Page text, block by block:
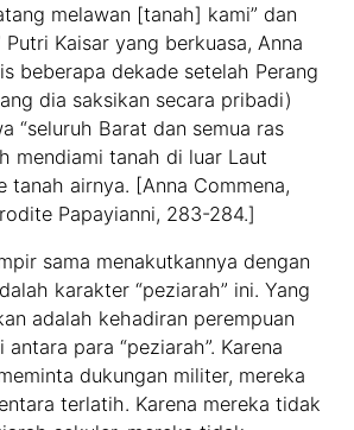
melawan [tanah] kami” dan
Putri Kaisar yang berkuasa, Anna
beberapa dekade setelah Perang
dia saksikan secara pribadi)
“seluruh Barat dan semua ras
mendiami tanah di luar Laut
tanah airnya. [Anna Commena,
Papayianni, 283-284.]
sama menakutkannya dengan
karakter “peziarah” ini. Yang
adalah kehadiran perempuan
para “peziarah”. Karena
dukungan militer, mereka
terlatih. Karena mereka tidak